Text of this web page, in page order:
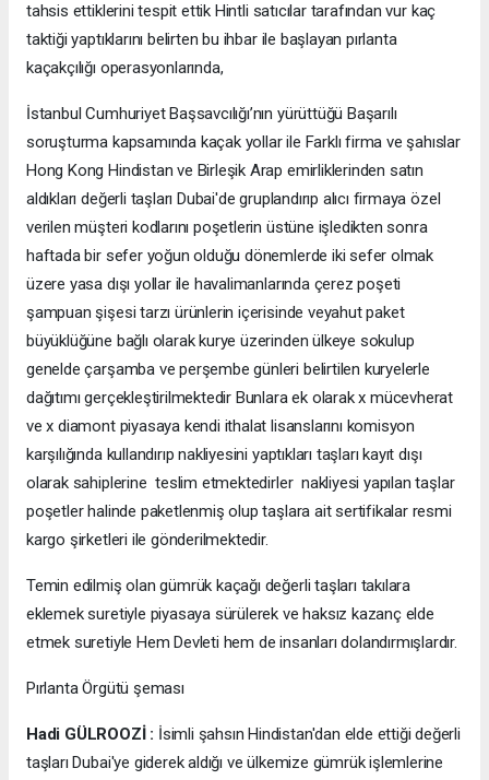
tahsis ettiklerini tespit ettik Hintli satıcılar tarafından vur kaç
taktiği yaptıklarını belirten bu ihbar ile başlayan pırlanta
kaçakçılığı operasyonlarında,
İstanbul Cumhuriyet Başsavcılığı’nın yürüttüğü Başarılı
soruşturma kapsamında kaçak yollar ile Farklı firma ve şahıslar
Hong Kong Hindistan ve Birleşik Arap emirliklerinden satın
aldıkları değerli taşları Dubai'de gruplandırıp alıcı firmaya özel
verilen müşteri kodlarını poşetlerin üstüne işledikten sonra
haftada bir sefer yoğun olduğu dönemlerde iki sefer olmak
üzere yasa dışı yollar ile havalimanlarında çerez poşeti
şampuan şişesi tarzı ürünlerin içerisinde veyahut paket
büyüklüğüne bağlı olarak kurye üzerinden ülkeye sokulup
genelde çarşamba ve perşembe günleri belirtilen kuryelerle
dağıtımı gerçekleştirilmektedir Bunlara ek olarak x mücevherat
ve x diamont piyasaya kendi ithalat lisanslarını komisyon
karşılığında kullandırıp nakliyesini yaptıkları taşları kayıt dışı
olarak sahiplerine teslim etmektedirler nakliyesi yapılan taşlar
poşetler halinde paketlenmiş olup taşlara ait sertifikalar resmi
kargo şirketleri ile gönderilmektedir.
Temin edilmiş olan gümrük kaçağı değerli taşları takılara
eklemek suretiyle piyasaya sürülerek ve haksız kazanç elde
etmek suretiyle Hem Devleti hem de insanları dolandırmışlardır.
Pırlanta Örgütü şeması
Hadi GÜLROOZİ : İsimli şahsın Hindistan'dan elde ettiği değerli
taşları Dubai'ye giderek aldığı ve ülkemize gümrük işlemlerine